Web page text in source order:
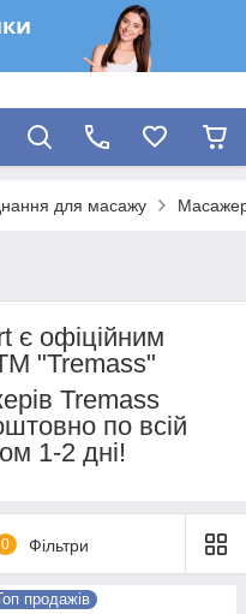
для масажу
є офіційним
"Tremass"
Tremass
по всій
1-2 дні!
0 Фільтри
продажів